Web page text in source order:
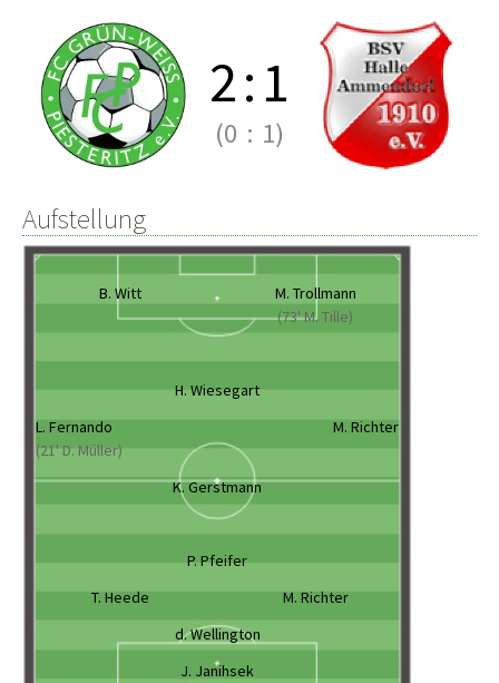
2:1
(0 : 1)
Aufstellung
B. Witt
M. Trollmann
(73' M. Tille)
H. Wiesegart
L. Fernando
(21' D. Müller)
M. Richter
K. Gerstmann
P. Pfeifer
T. Heede
M. Richter
d. Wellington
J. Janihsek